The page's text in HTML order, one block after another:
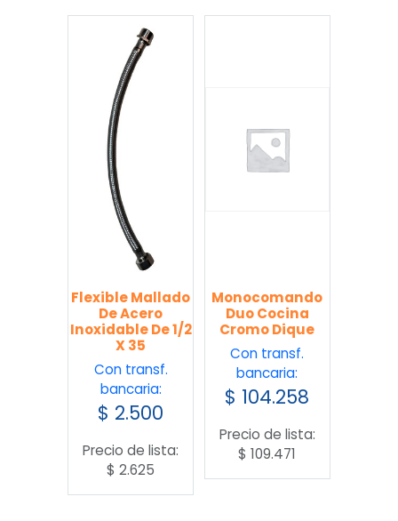
Flexible Mallado
De Acero
Inoxidable De 1/2
X 35
Con transf.
bancaria:
$ 2.500
Precio de lista:
$ 2.625
Monocomando
Duo Cocina
Cromo Dique
Con transf.
bancaria:
$ 104.258
Precio de lista:
$ 109.471